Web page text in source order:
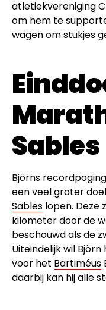
atletiekvereniging
om hem te
wagen om stukjes
Sables
Björns
een veel groter
Sables lopen. Deze
kilometer door de
beschouwd als de
Uiteindelijk wil
voor het Bartiméus
daarbij kan hij alle